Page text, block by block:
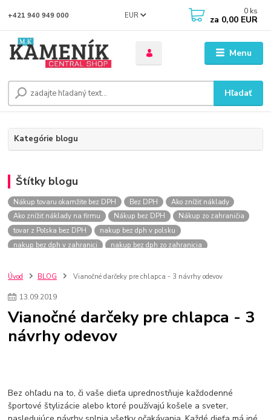
Menu
EUR
Hľadať
+421 940 949 000 0 ks
za 0,00 EUR
Kategórie blogu
Štítky blogu
Nákup tovaru okamžite bez DPH Bez DPH
Ako znížiť náklady
Ako znížiť náklady na firmu
Nákup bez DPH
Nákup zo zahraničia
tovar z Poľska bez DPH
nakup bez dph v polsku
nakup bez dph v zahranici
nakup bez dph zo zahranicia
szco nakup bez dph
Smart hodinky pre deti
Plyšový macovia
Lego Star Wars
Darčeky na Vianoce 2019
Vianočný darček pre dievča do 20€
L.O.L. Surprise zvieratká
L.O.L. Surprise hračky
L.O.L. Surprise domčeky
L.O.L. Surprise postavičky
Úvod BLOG Vianočné darčeky pre chlapca - 3 návrhy odevov
13.09.2019
Vianočné darčeky pre chlapca - 3
návrhy odevov
Bez ohľadu na to, či vaše dieťa uprednostňuje každodenné
športové štylizácie alebo ktoré používajú košele a sveter,